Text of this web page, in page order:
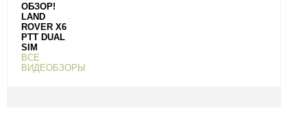
ОБЗОР!
LAND
ROVER X6
PTT DUAL
SIM
ВСЕ
ВИДЕОБЗОРЫ